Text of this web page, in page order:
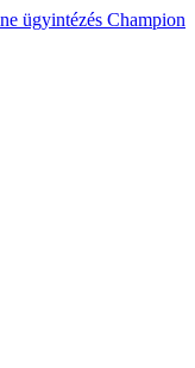
ügyintézés Champion